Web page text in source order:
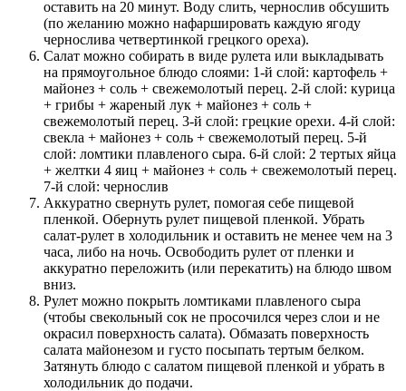
оставить на 20 минут. Воду слить, чернослив обсушить
(по желанию можно нафаршировать каждую ягоду
чернослива четвертинкой грецкого ореха).
Салат можно собирать в виде рулета или выкладывать
на прямоугольное блюдо слоями: 1-й слой: картофель +
майонез + соль + свежемолотый перец. 2-й слой: курица
+ грибы + жареный лук + майонез + соль +
свежемолотый перец. 3-й слой: грецкие орехи. 4-й слой:
свекла + майонез + соль + свежемолотый перец. 5-й
слой: ломтики плавленого сыра. 6-й слой: 2 тертых яйца
+ желтки 4 яиц + майонез + соль + свежемолотый перец.
7-й слой: чернослив
Аккуратно свернуть рулет, помогая себе пищевой
пленкой. Обернуть рулет пищевой пленкой. Убрать
салат-рулет в холодильник и оставить не менее чем на 3
часа, либо на ночь. Освободить рулет от пленки и
аккуратно переложить (или перекатить) на блюдо швом
вниз.
Рулет можно покрыть ломтиками плавленого сыра
(чтобы свекольный сок не просочился через слои и не
окрасил поверхность салата). Обмазать поверхность
салата майонезом и густо посыпать тертым белком.
Затянуть блюдо с салатом пищевой пленкой и убрать в
холодильник до подачи.